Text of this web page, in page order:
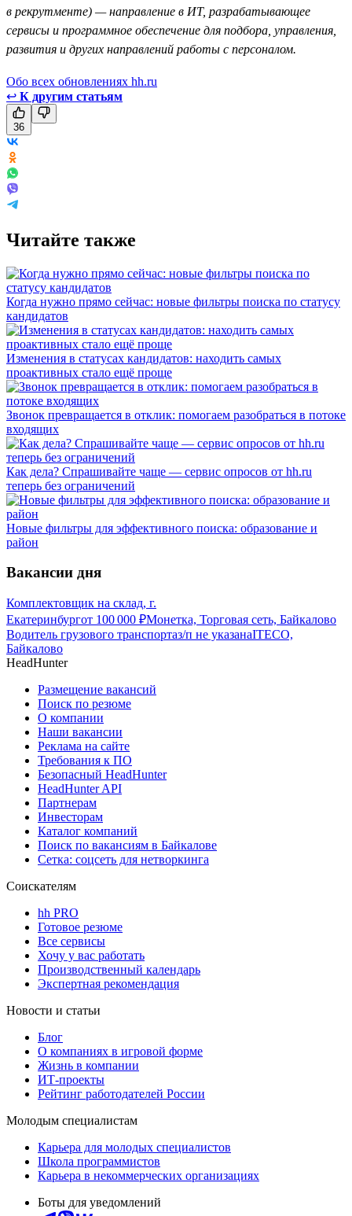
в рекрутменте) — направление в ИТ, разрабатывающее
сервисы и программное обеспечение для подбора, управления,
развития и других направлений работы с персоналом.
Обо всех обновлениях hh.ru
↩ К другим статьям
36
Читайте также
Когда нужно прямо сейчас: новые фильтры поиска по статусу
кандидатов
Изменения в статусах кандидатов: находить самых
проактивных стало ещё проще
Звонок превращается в отклик: помогаем разобраться в потоке
входящих
Как дела? Спрашивайте чаще — сервис опросов от hh.ru
теперь без ограничений
Новые фильтры для эффективного поиска: образование и
район
Вакансии дня
Комплектовщик на склад, г.
Екатеринбургот 100 000 ₽Монетка, Торговая сеть, Байкалово
Водитель грузового транспортаз/п не указанаITECO,
Байкалово
HeadHunter
Размещение вакансий
Поиск по резюме
О компании
Наши вакансии
Реклама на сайте
Требования к ПО
Безопасный HeadHunter
HeadHunter API
Партнерам
Инвесторам
Каталог компаний
Поиск по вакансиям в Байкалове
Сетка: соцсеть для нетворкинга
Соискателям
hh PRO
Готовое резюме
Все сервисы
Хочу у вас работать
Производственный календарь
Экспертная рекомендация
Новости и статьи
Блог
О компаниях в игровой форме
Жизнь в компании
ИТ-проекты
Рейтинг работодателей России
Молодым специалистам
Карьера для молодых специалистов
Школа программистов
Карьера в некоммерческих организациях
Боты для уведомлений